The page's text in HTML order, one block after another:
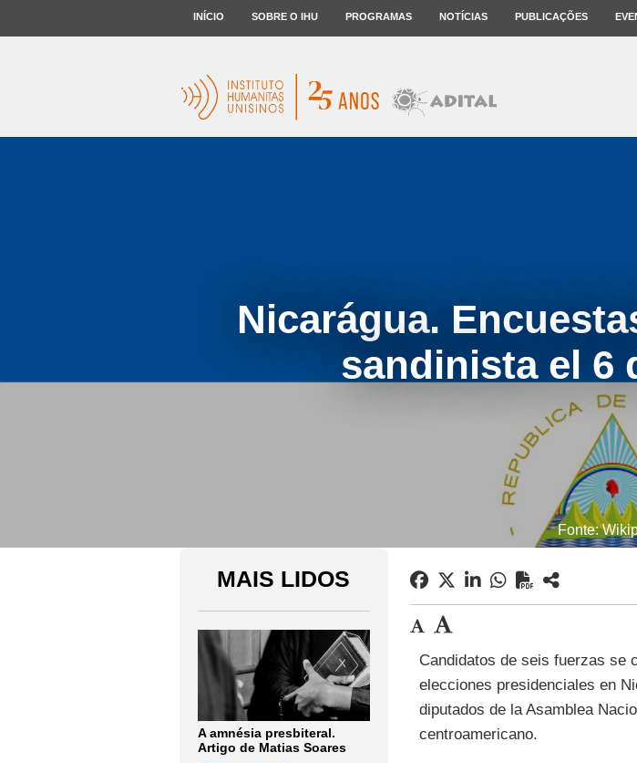
INÍCIO SOBRE O IHU PROGRAMAS NOTÍCIAS PUBLICAÇÕES
Nicarágua.
sandinista el 6
Fonte:
MAIS LIDOS
A amnésia presbiteral.
Artigo de Matias Soares
Candidatos de seis fuerzas se
elecciones presidenciales en
diputados de la Asamblea
centroamericano.